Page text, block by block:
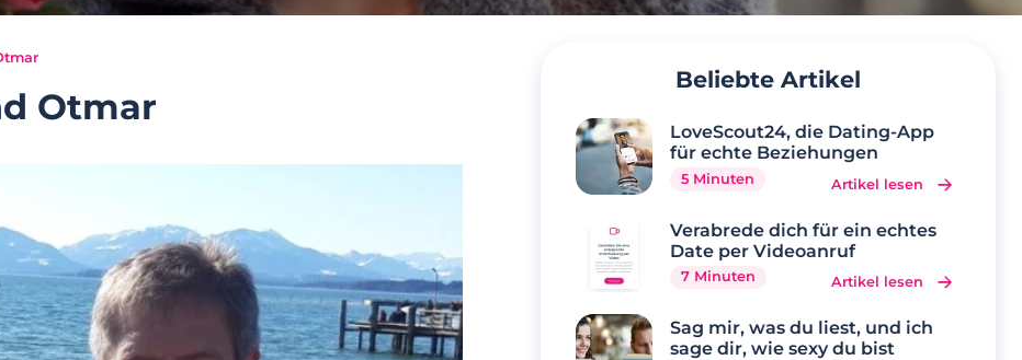
Otmar
Beliebte Artikel
LoveScout24, die Dating-App
für echte Beziehungen
5 Minuten Artikel lesen
Verabrede dich für ein echtes
Date per Videoanruf
7 Minuten Artikel lesen
Sag mir, was du liest, und ich
sage dir, wie sexy du bist